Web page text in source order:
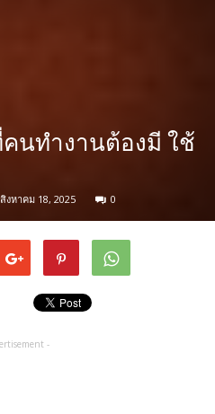
คนทำงานต้องมี ใช้
สิงหาคม 18, 2025 0
-